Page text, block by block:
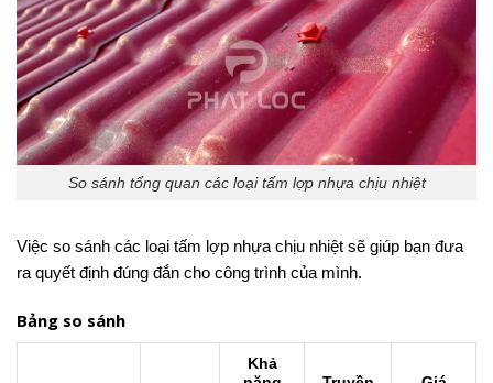
So sánh tổng quan các loại tấm lợp nhựa chịu nhiệt
Việc so sánh các loại tấm lợp nhựa chịu nhiệt sẽ giúp bạn đưa
ra quyết định đúng đắn cho công trình của mình.
Bảng so sánh
Khả